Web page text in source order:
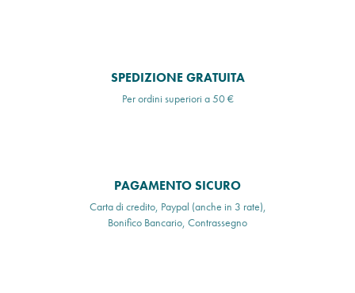
SPEDIZIONE GRATUITA
Per ordini superiori a 50 €
PAGAMENTO SICURO
Carta di credito, Paypal (anche in 3 rate),
Bonifico Bancario, Contrassegno